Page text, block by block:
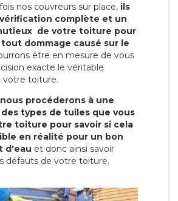
nos couvreurs sur place, ils
complète et un
de votre toiture pour
dommage causé sur le
être en mesure de vous
exacte le véritable
votre toiture.
nous procéderons à une
types de tuiles que vous
toiture pour savoir si cela
en réalité pour un bon
d'eau et donc ainsi savoir
défauts de votre toiture.